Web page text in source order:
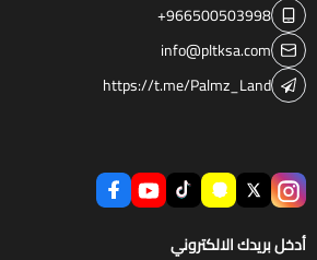
+966500503998
info@pltksa.com
https://t.me/Palmz_Land
أدخل بريدك الالكتروني